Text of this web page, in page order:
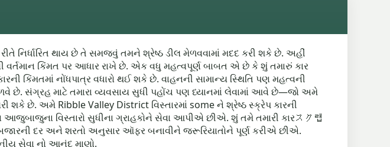
રીતે નિર્ધારિત થાય છે તે સમજવું તમને શ્રેષ્ઠ ડીલ મેળવવામાં મદદ કરી શકે છે. અહીં
કિંમત પર આધાર રાખે છે. એક વધુ મહત્વપૂર્ણ બાબત એ છે કે શું તમારું કાર
કિંમતમાં નોંધપાત્ર વધારો થઈ શકે છે. વાહનની સામાન્ય સ્થિતિ પણ મહત્વની
છે. સંગ્રહ માટે તમારા વ્યવસાય સુધી પહોંચ પણ ધ્યાનમાં લેવામાં આવે છે—જો અમે
છે. અમે Ribble Valley District વિસ્તારમાં some ને શ્રેષ્ઠ સ્ક્રેપ કારની
વિસ્તારો સુધીના ગ્રાહકોને સેવા આપીએ છીએ. શું તમે તમારી કારスク랩
બજારની દર અને શરતો અનુસાર ઑફર બનાવીને જરૂરિયાતોને પૂર્ણ કરીએ છીએ.
સેવા નો આનંદ માણો.